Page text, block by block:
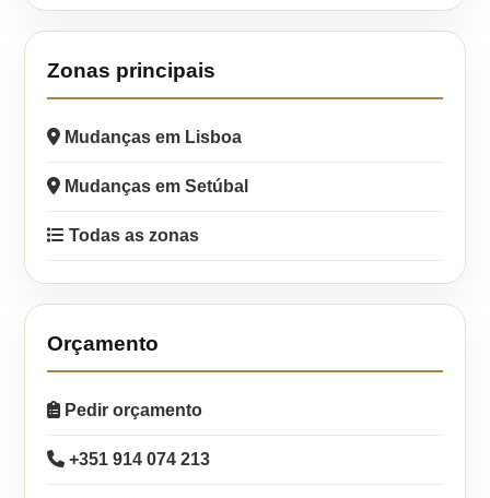
Zonas principais
Mudanças em Lisboa
Mudanças em Setúbal
Todas as zonas
Orçamento
Pedir orçamento
+351 914 074 213